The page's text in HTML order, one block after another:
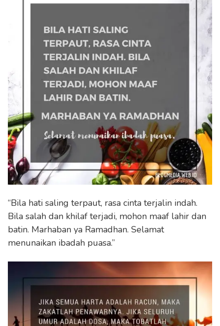
“Bila hati saling terpaut, rasa cinta terjalin indah.
Bila salah dan khilaf terjadi, mohon maaf lahir dan
batin. Marhaban ya Ramadhan. Selamat
menunaikan ibadah puasa.”